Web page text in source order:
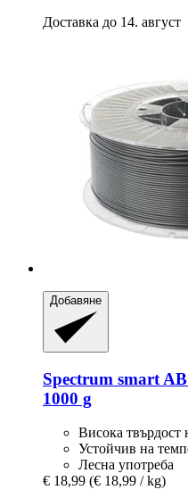
Доставка до 14. август
Добавяне
Spectrum smart
1000 g
Висока твърдост
Устойчив на
Лесна употреба
€ 18,99 (€ 18,99 / kg)